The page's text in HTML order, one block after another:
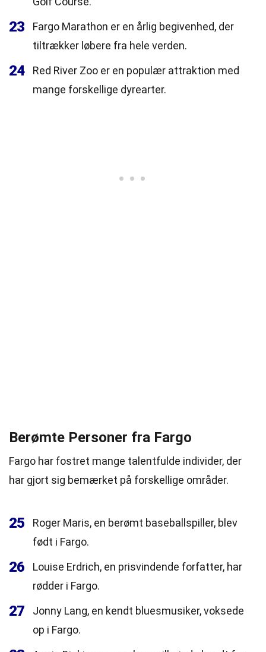
23
Fargo Marathon er en årlig begivenhed, der
tiltrækker løbere fra hele verden.
24
Red River Zoo er en populær attraktion med
mange forskellige dyrearter.
Berømte Personer fra Fargo
Fargo har fostret mange talentfulde individer, der
har gjort sig bemærket på forskellige områder.
25
Roger Maris, en berømt baseballspiller, blev
født i Fargo.
26
Louise Erdrich, en prisvindende forfatter, har
rødder i Fargo.
27
Jonny Lang, en kendt bluesmusiker, voksede
op i Fargo.